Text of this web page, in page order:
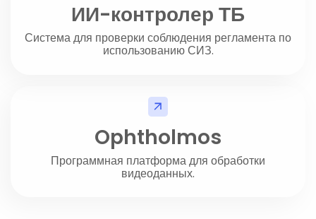
ИИ-контролер ТБ
Система для проверки соблюдения регламента по
использованию СИЗ.
Ophtholmos
Программная платформа для обработки
видеоданных.